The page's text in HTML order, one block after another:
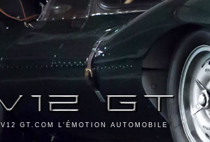
V12 GT.COM L'ÉMOTION AUTOMOBILE